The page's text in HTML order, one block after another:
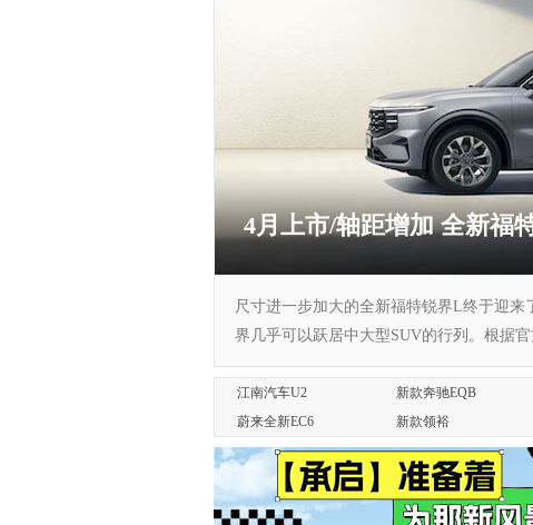
4月上市/轴距增加 全新福
尺寸进一步加大的全新福特锐界L终于迎
界几乎可以跃居中大型SUV的行列。根据
江南汽车U2 新款奔驰EQB
蔚来全新EC6
新款领裕